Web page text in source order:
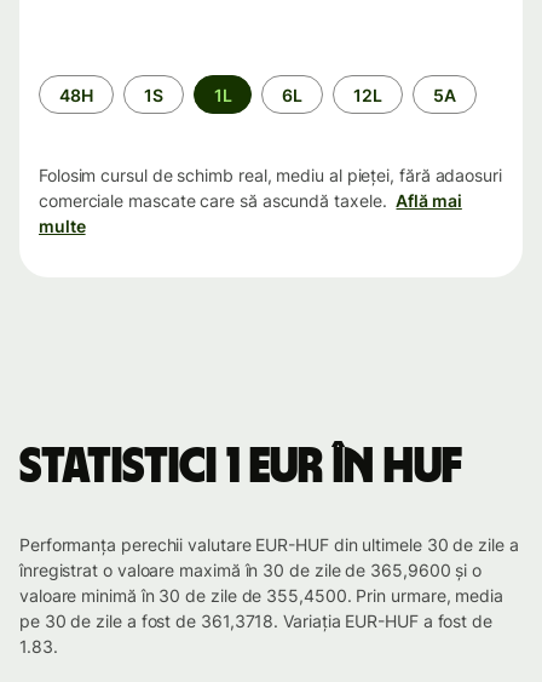
Perioada
48H 1S 1L 6L 12L 5A
Folosim cursul de schimb real, mediu al pieței, fără adaosuri
comerciale mascate care să ascundă taxele. Află mai
multe
Statistici 1 EUR în HUF
Performanța perechii valutare EUR-HUF din ultimele 30 de zile a
înregistrat o valoare maximă în 30 de zile de 365,9600 și o
valoare minimă în 30 de zile de 355,4500. Prin urmare, media
pe 30 de zile a fost de 361,3718. Variația EUR-HUF a fost de
1.83.